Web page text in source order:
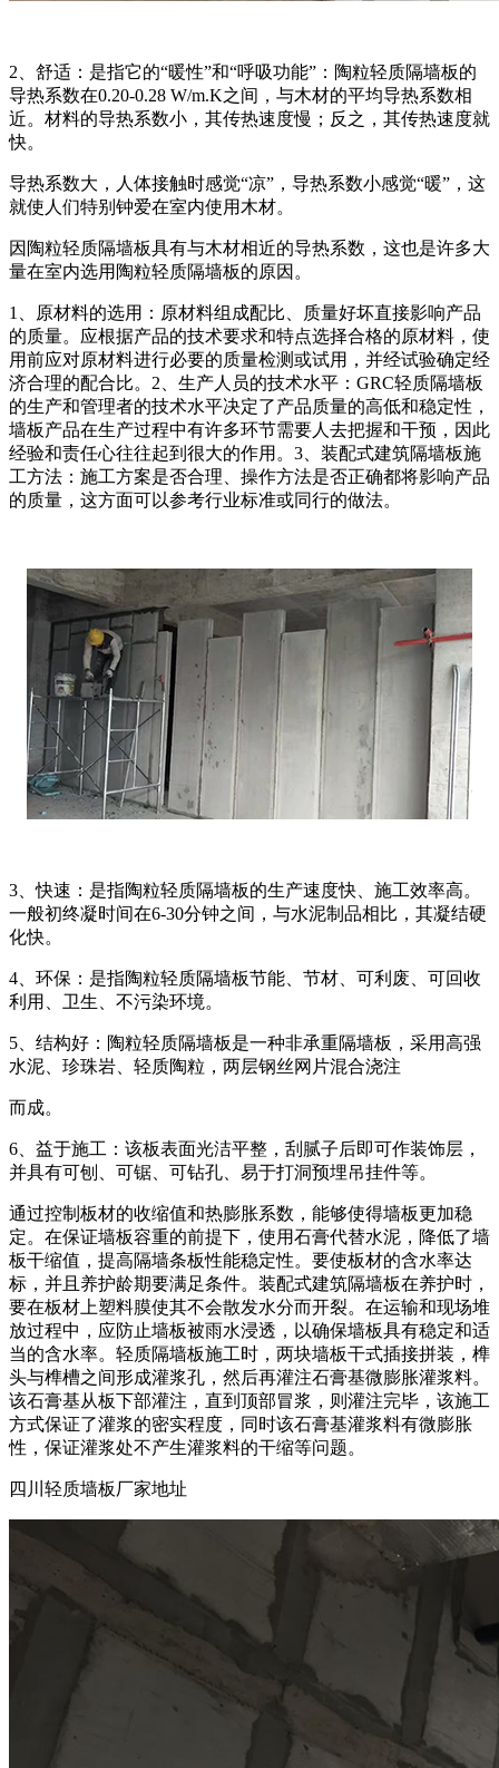
2、舒适：是指它的“暖性”和“呼吸功能”：陶粒轻质隔墙板的
导热系数在0.20-0.28 W/m.K之间，与木材的平均导热系数相
近。材料的导热系数小，其传热速度慢；反之，其传热速度就
快。
导热系数大，人体接触时感觉“凉”，导热系数小感觉“暖”，这
就使人们特别钟爱在室内使用木材。
因陶粒轻质隔墙板具有与木材相近的导热系数，这也是许多大
量在室内选用陶粒轻质隔墙板的原因。
1、原材料的选用：原材料组成配比、质量好坏直接影响产品
的质量。应根据产品的技术要求和特点选择合格的原材料，使
用前应对原材料进行必要的质量检测或试用，并经试验确定经
济合理的配合比。2、生产人员的技术水平：GRC轻质隔墙板
的生产和管理者的技术水平决定了产品质量的高低和稳定性，
墙板产品在生产过程中有许多环节需要人去把握和干预，因此
经验和责任心往往起到很大的作用。3、装配式建筑隔墙板施
工方法：施工方案是否合理、操作方法是否正确都将影响产品
的质量，这方面可以参考行业标准或同行的做法。
3、快速：是指陶粒轻质隔墙板的生产速度快、施工效率高。
一般初终凝时间在6-30分钟之间，与水泥制品相比，其凝结硬
化快。
4、环保：是指陶粒轻质隔墙板节能、节材、可利废、可回收
利用、卫生、不污染环境。
5、结构好：陶粒轻质隔墙板是一种非承重隔墙板，采用高强
水泥、珍珠岩、轻质陶粒，两层钢丝网片混合浇注
而成。
6、益于施工：该板表面光洁平整，刮腻子后即可作装饰层，
并具有可刨、可锯、可钻孔、易于打洞预埋吊挂件等。
通过控制板材的收缩值和热膨胀系数，能够使得墙板更加稳
定。在保证墙板容重的前提下，使用石膏代替水泥，降低了墙
板干缩值，提高隔墙条板性能稳定性。要使板材的含水率达
标，并且养护龄期要满足条件。装配式建筑隔墙板在养护时，
要在板材上塑料膜使其不会散发水分而开裂。在运输和现场堆
放过程中，应防止墙板被雨水浸透，以确保墙板具有稳定和适
当的含水率。轻质隔墙板施工时，两块墙板干式插接拼装，榫
头与榫槽之间形成灌浆孔，然后再灌注石膏基微膨胀灌浆料。
该石膏基从板下部灌注，直到顶部冒浆，则灌注完毕，该施工
方式保证了灌浆的密实程度，同时该石膏基灌浆料有微膨胀
性，保证灌浆处不产生灌浆料的干缩等问题。
四川轻质墙板厂家地址